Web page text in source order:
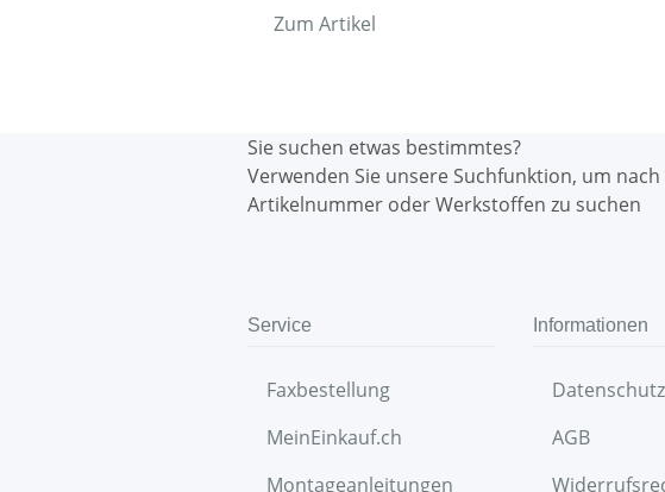
Zum Artikel
Sie suchen etwas bestimmtes?
Verwenden Sie unsere Suchfunktion, um nach
Artikelnummer oder Werkstoffen zu suchen
Service
Faxbestellung
MeinEinkauf.ch
Montageanleitungen
Informationen
Datenschutz
AGB